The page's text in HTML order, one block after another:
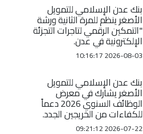
بنك عدن الإسلامي للتمويل
الأصغر ينظم للمرة الثانية ورشة
"التمكين الرقمي لتاجرات التجزئة
الإلكترونية في عدن.
2026-08-03 10:16:17
بنك عدن الإسلامي للتمويل
الأصغر يشارك في معرض
الوظائف السنوي 2026 دعماً
للكفاءات من الخريجين الجدد.
2026-07-22 09:21:12